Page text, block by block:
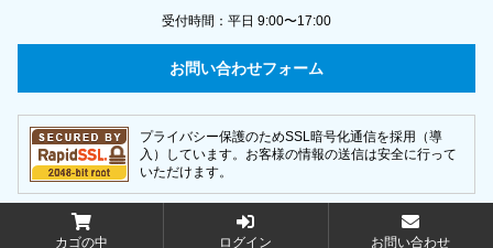
カゴの中 ログイン お問い合わせ
受付時間：平日 9:00〜17:00
お問い合わせフォーム
プライバシー保護のためSSL暗号化通信を採用（導
入）しています。お客様の情報の送信は安全に行って
いただけます。
株式会社あらい All Rights Reserved.